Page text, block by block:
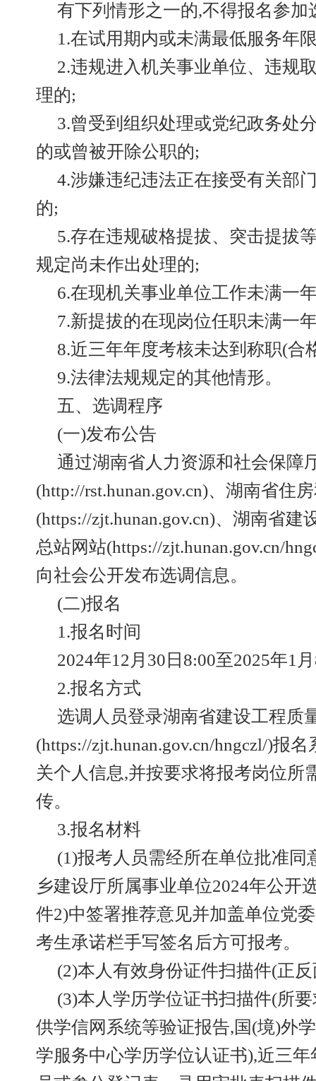
有下列情形之一的,不得报名参加
1.在试用期内或未满最低服务年
2.违规进入机关事业单位、违规
理的;
3.曾受到组织处理或党纪政务处
的或曾被开除公职的;
4.涉嫌违纪违法正在接受有关部
的;
5.存在违规破格提拔、突击提拔
规定尚未作出处理的;
6.在现机关事业单位工作未满一
7.新提拔的在现岗位任职未满一
8.近三年年度考核未达到称职(合
9.法律法规规定的其他情形。
五、选调程序
(一)发布公告
通过湖南省人力资源和社会保障
(http://rst.hunan.gov.cn)、湖南省住
(https://zjt.hunan.gov.cn)、湖南省
总站网站(https://zjt.hunan.gov.cn/
向社会公开发布选调信息。
(二)报名
1.报名时间
2024年12月30日8:00至2025年1
2.报名方式
选调人员登录湖南省建设工程质
(https://zjt.hunan.gov.cn/hngczl/)报
关个人信息,并按要求将报考岗位所
传。
3.报名材料
(1)报考人员需经所在单位批准同
乡建设厅所属事业单位2024年公开
件2)中签署推荐意见并加盖单位党
考生承诺栏手写签名后方可报考。
(2)本人有效身份证件扫描件(正
(3)本人学历学位证书扫描件(所
供学信网系统等验证报告,国(境)外
学服务中心学历学位认证书),近三